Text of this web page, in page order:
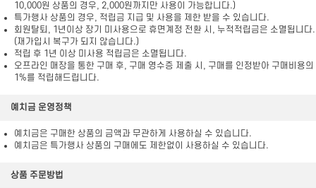
10,000원 상품의 경우, 2,000원까지만 사용이 가능합니다.)
특가행사 상품의 경우, 적립금 지급 및 사용을 제한 받을 수 있습니다.
회원탈퇴, 1년이상 장기 미사용으로 휴면계정 전환 시, 누적적립금은 소멸됩니다.
(재가입시 복구가 되지 않습니다.)
적립 후 1년 이상 미사용 적립금은 소멸됩니다.
오프라인 매장을 통한 구매 후, 구매 영수증 제출 시, 구매를 인정받아 구매비용의
1%를 적립해드립니다.
예치금 운영정책
예치금은 구매한 상품의 금액과 무관하게 사용하실 수 있습니다.
예치금은 특가행사 상품의 구매에도 제한없이 사용하실 수 있습니다.
상품 주문방법